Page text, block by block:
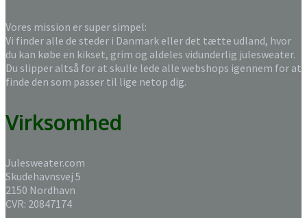
Vores mission er super simpel:
Vi finder alle de steder i Danmark eller det tætte udland, hvor
du kan købe en kikset, grim og aldeles vidunderlig julesweater.
Du slipper altså for at skulle lede alle webshops igennem for at
finde den som passer til lige netop dig.
Virksomhed
Julesweater.com
Skudehavnsvej 5
2150 Nordhavn
CVR: 20847174